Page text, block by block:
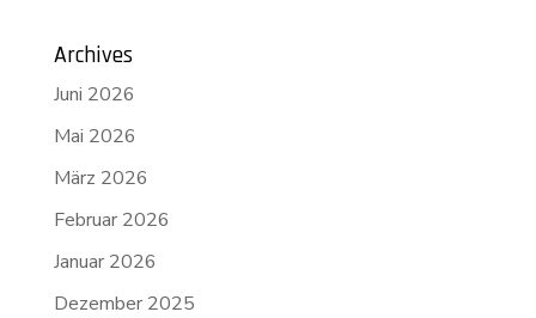
Archives
Juni 2026
Mai 2026
März 2026
Februar 2026
Januar 2026
Dezember 2025